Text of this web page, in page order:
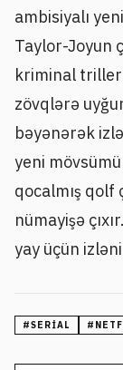
ambisiyalı
Taylor-Joyun
kriminal triller
zövqlərə
bəyənərək
yeni
qocalmış
nümayişə
yay üçün
#SERIAL #